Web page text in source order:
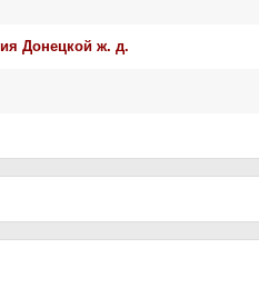
Донецкой ж. д.